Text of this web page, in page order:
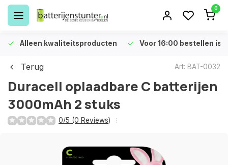
0
Alleen kwaliteitsproducten Voor 16:00 bestellen is
Terug Art: BAT-0032
Duracell oplaadbare C batterijen
3000mAh 2 stuks
0/5 (0 Reviews)